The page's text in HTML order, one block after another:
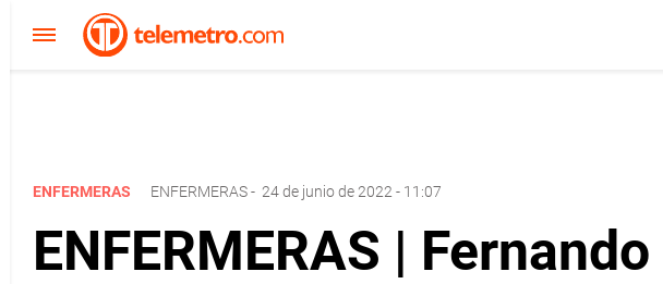
ENFERMERAS ENFERMERAS- 24 de junio de 2022 - 11:07
ENFERMERAS |